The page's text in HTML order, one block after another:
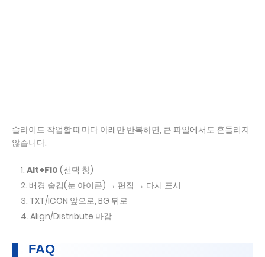
슬라이드 작업할 때마다 아래만 반복하면, 큰 파일에서도 흔들리지
않습니다.
Alt+F10 (선택 창)
배경 숨김(눈 아이콘) → 편집 → 다시 표시
TXT/ICON 앞으로, BG 뒤로
Align/Distribute 마감
FAQ